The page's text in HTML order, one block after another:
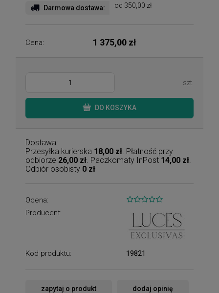
Darmowa dostawa: od 350,00 zł
Cena: 1 375,00 zł
szt.
DO KOSZYKA
Dostawa:
Przesyłka kurierska 18,00 zł . Płatność przy
odbiorze 26,00 zł . Paczkomaty InPost 14,00 zł
Odbiór osobisty 0 zł
Ocena:
Producent:
Kod produktu: 19821
zapytaj o produkt dodaj opinię